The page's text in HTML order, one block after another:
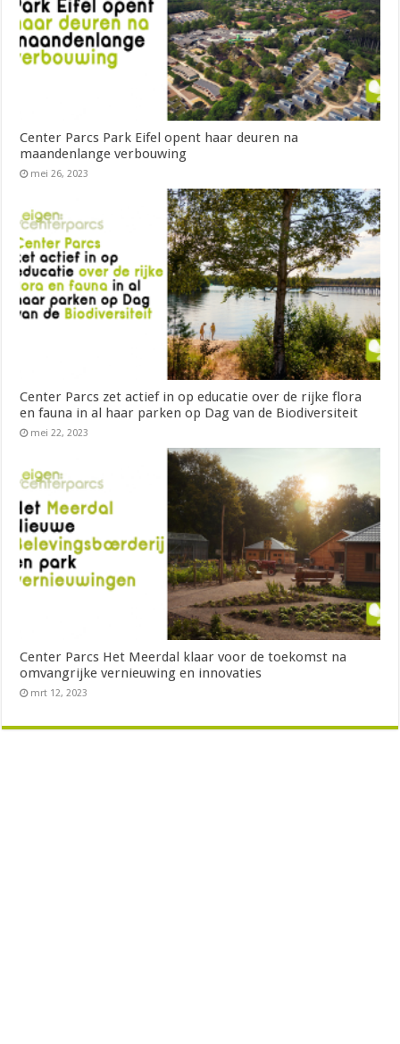
Center Parcs Park Eifel opent haar deuren na
maandenlange verbouwing
mei 26, 2023
Center Parcs zet actief in op educatie over de rijke flora
en fauna in al haar parken op Dag van de Biodiversiteit
mei 22, 2023
Center Parcs Het Meerdal klaar voor de toekomst na
omvangrijke vernieuwing en innovaties
mrt 12, 2023